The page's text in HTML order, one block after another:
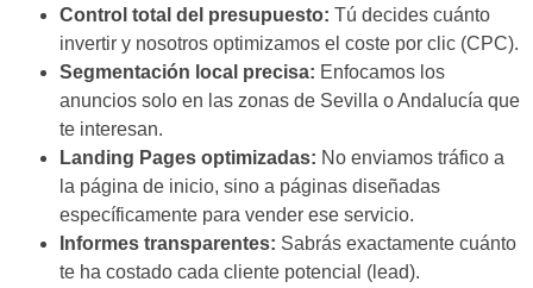
Control total del presupuesto: Tú decides cuánto
invertir y nosotros optimizamos el coste por clic (CPC).
Segmentación local precisa: Enfocamos los
anuncios solo en las zonas de Sevilla o Andalucía que
te interesan.
Landing Pages optimizadas: No enviamos tráfico a
la página de inicio, sino a páginas diseñadas
específicamente para vender ese servicio.
Informes transparentes: Sabrás exactamente cuánto
te ha costado cada cliente potencial (lead).